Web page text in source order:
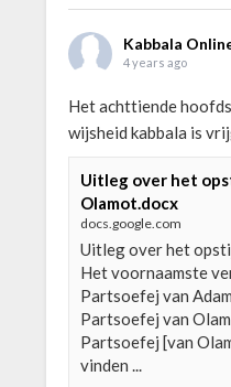
Kabbala
4 years ago
Het achttiende
wijsheid kabbala is
Uitleg over het
Olamot.docx
docs.google.com
Uitleg over het
Het voornaamste
Partsoefej van
Partsoefej van
Partsoefej [van
vinden ...